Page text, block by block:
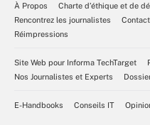
À Propos
Charte d’éthique et de
Rencontrez les journalistes
Réimpressions
Site Web pour Informa TechTarget
Nos Journalistes et Experts
E-Handbooks Conseils IT